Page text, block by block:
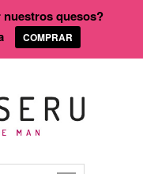
quesos?
COMPRAR